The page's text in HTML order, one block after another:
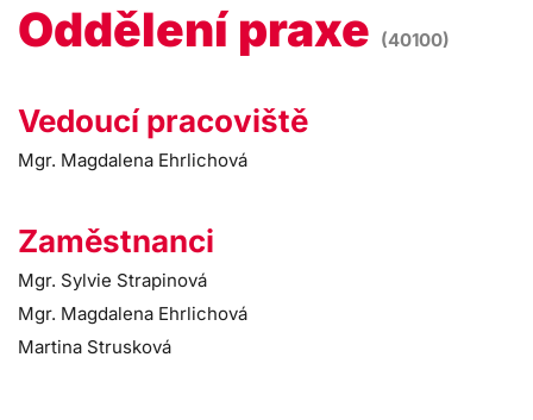
Oddělení praxe (40100)
Vedoucí pracoviště
Mgr. Magdalena Ehrlichová
Zaměstnanci
Mgr. Sylvie Strapinová
Mgr. Magdalena Ehrlichová
Martina Strusková